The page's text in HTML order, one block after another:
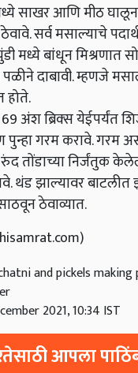
साखर आणि मीठ
सर्व मसाल्याचे
मध्ये बांधून मिश्रणात
दाबावी. म्हणजे
होते.
अंश ब्रिक्‍स येईपर्यंत
पुन्हा गरम करावे. गरम
तोंडाच्या निर्जंतुक
थंड झाल्यावर
ठेवाव्यात.
and pickels
2021, 10:34 IST
आपला